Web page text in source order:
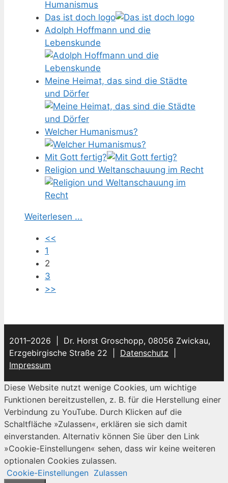
Das ist doch logo
Adolph Hoffmann und die
Lebenskunde
Meine Heimat, das sind die Städte
und Dörfer
Welcher Humanismus?
Mit Gott fertig?
Religion und Weltanschauung im Recht
Weiterlesen ...
<<
1
2
3
>>
2011–2026 | Dr. Horst Groschopp, 08056 Zwickau,
Erzgebirgische Straße 22 | Datenschutz
Impressum
Diese Website nutzt wenige Cookies, um wichtige
Funktionen bereitzustellen, z. B. für die Herstellung einer
Verbindung zu YouTube. Durch Klicken auf die
Schaltfläche »Zulassen«, erklären sie sich damit
einverstanden. Alternativ können Sie über den Link
»Cookie-Einstellungen« sehen, dass wir keine weiteren
optionalen Cookies zulassen.
Cookie-Einstellungen Zulassen